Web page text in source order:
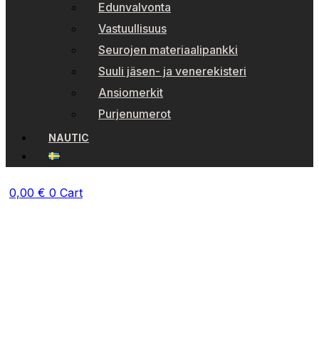
Edunvalvonta
Vastuullisuus
Seurojen materiaalipankki
Suuli jäsen- ja venerekisteri
Ansiomerkit
Purjenumerot
NAUTIC
0,00 € 0 Cart